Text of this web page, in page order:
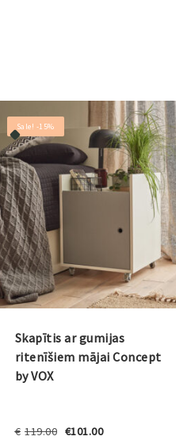
Sale! -15%
Skapītis ar gumijas
ritenīšiem mājai Concept
by VOX
€ 119.00 Original
€101.00Current